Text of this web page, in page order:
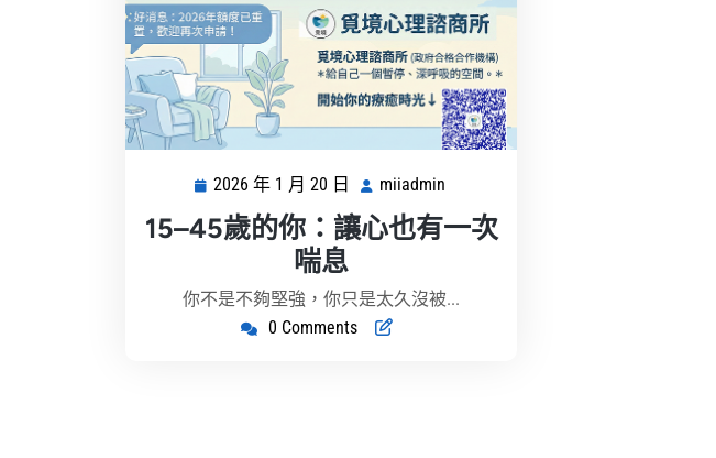
2026 年 1 月 20 日
2026
年
1
20
miiadmin
15–45歲的你：讓心也有一次
喘息
你不是不夠堅強，你只是太久沒被...
0 Comments